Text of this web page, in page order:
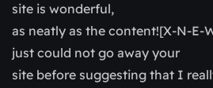
site is wonderful,
as neatly as the content![X-N-
just could not go away your
site before suggesting that I